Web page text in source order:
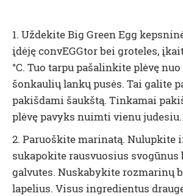
1. Uždekite Big Green Egg
įdėję convEGGtor bei groteles,
°C. Tuo tarpu pašalinkite plėvę
šonkaulių lankų pusės. Tai galite
pakišdami šaukštą. Tinkamai
plėvę pavyks nuimti vienu judesiu.
2. Paruoškite marinatą. Nulupkite
sukapokite rausvuosius svogūnus
galvutes. Nuskabykite rozmarinų
lapelius. Visus ingredientus